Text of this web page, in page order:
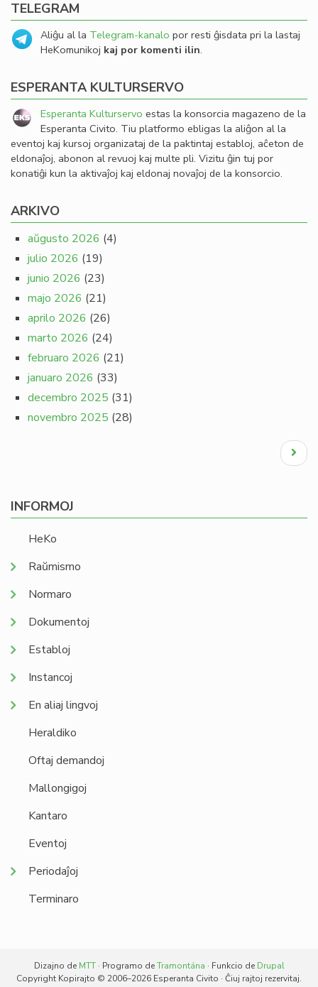
TELEGRAM
Aliĝu al la Telegram-kanalo por resti ĝisdata pri la lastaj
HeKomunikoj kaj por komenti ilin.
ESPERANTA KULTURSERVO
Esperanta Kulturservo estas la konsorcia magazeno de la
Esperanta Civito. Tiu platformo ebligas la aliĝon al la
eventoj kaj kursoj organizataj de la paktintaj establoj, aĉeton de
eldonaĵoj, abonon al revuoj kaj multe pli. Vizitu ĝin tuj por
konatiĝi kun la aktivaĵoj kaj eldonaj novaĵoj de la konsorcio.
ARKIVO
aŭgusto 2026 (4)
julio 2026 (19)
junio 2026 (23)
majo 2026 (21)
aprilo 2026 (26)
marto 2026 (24)
februaro 2026 (21)
januaro 2026 (33)
decembro 2025 (31)
novembro 2025 (28)
Next
page
INFORMOJ
HeKo
Raŭmismo
Normaro
Dokumentoj
Establoj
Instancoj
En aliaj lingvoj
Heraldiko
Oftaj demandoj
Mallongigoj
Kantaro
Eventoj
Periodaĵoj
Terminaro
Dizajno de MTT· Programo deTramontána · Funkcio de Drupal
Copyright Kopirajto © 2006–2026 Esperanta Civito · Ĉiuj rajtoj rezervitaj.